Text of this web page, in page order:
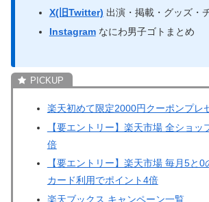
X(旧Twitter) 出演・掲載・グッズ・
Instagramなにわ男子ゴトまとめ
楽天初めて限定2000円クーポンプレ
【要エントリー】楽天市場 全ショッ
倍
【要エントリー】楽天市場 毎月5と
カード利用でポイント4倍
楽天ブックス キャンペーン一覧